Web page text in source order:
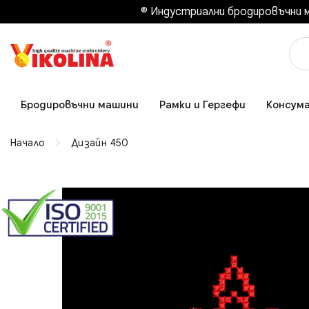
© Индустриални бродировъчни
Бродировъчни машини Рамки и Гергефи
Начало Дизайн 450